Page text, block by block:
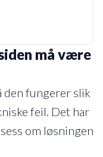
må være
den fungerer slik
feil. Det har
om løsningen